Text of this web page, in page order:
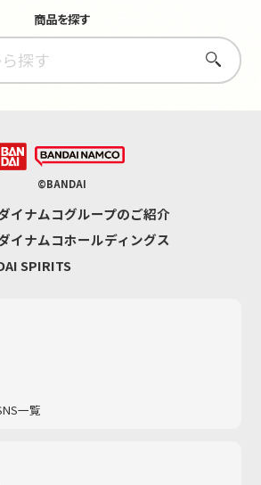
商品を探す
さがす
©BANDAI
イナムコグループのご紹介
イナムコホールディングス
SPIRITS
一覧